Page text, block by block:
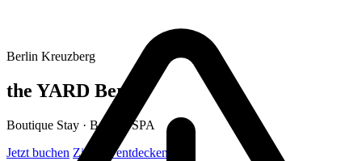
Berlin Kreuzberg
the YARD Berlin
Boutique Stay · Berlin · SPA
Jetzt buchen Zimmer entdecken ↓